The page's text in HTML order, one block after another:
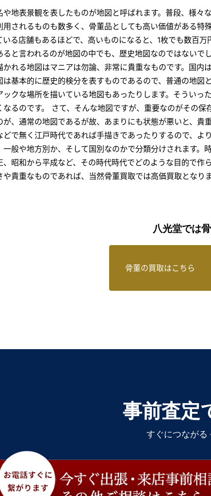
や地表景観を表したものが地図と呼ばれます。普段、様
用されるものも数多く、骨董品としても高い価値がある特
いる店舗もあるほどで、高いものになると、1枚でも数百
ると言われるのが地図の中でも、歴史地図なのではない
かれる地図はマニアは勿論、非常に貴重なものです。国
は基本的に歴史的検分を表すものであるので、普通の地
ックな場所を描いている地図もあったりします。そうい
なるのです。 さて、そんな地図ですが、重要なのがその
が、通常の地図であるが故、あまりにも状態が悪いと、
どで無く江戸時代であれば手描きであったりするので、
一般や地方別か、そして国別なのかで分類分けされます
、昭和から平成など、その時代時代でどのような目的で
や貴重なものであれば、当然骨董買取では高価買取となり
八光堂では
骨董の買取はこちら
事前査定
すぐにつながる